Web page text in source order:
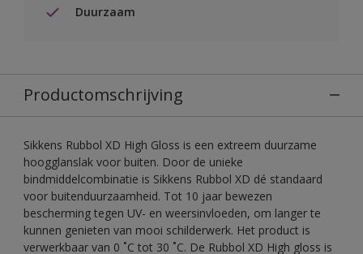
Duurzaam
Productomschrijving
Sikkens Rubbol XD High Gloss is een extreem duurzame
hoogglanslak voor buiten. Door de unieke
bindmiddelcombinatie is Sikkens Rubbol XD dé standaard
voor buitenduurzaamheid. Tot 10 jaar bewezen
bescherming tegen UV- en weersinvloeden, om langer te
kunnen genieten van mooi schilderwerk. Het product is
verwerkbaar van 0 ˚C tot 30 ˚C. De Rubbol XD High gloss is